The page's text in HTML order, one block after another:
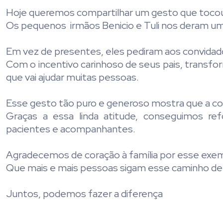
Hoje queremos compartilhar um gesto que
Os pequenos irmãos Benicio e Tuli nos deram
Em vez de presentes, eles pediram aos
Com o incentivo carinhoso de seus pais,
que vai ajudar muitas pessoas.
Esse gesto tão puro e generoso mostra que a
Graças a essa linda atitude, conseguimos
pacientes e acompanhantes.
Agradecemos de coração à família por esse
Que mais e mais pessoas sigam esse caminho
Juntos, podemos fazer a diferença